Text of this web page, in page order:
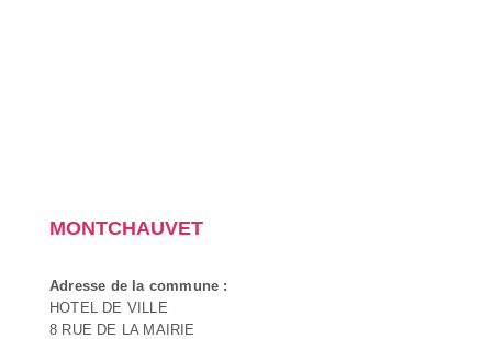
MONTCHAUVET
Adresse de la commune :
HOTEL DE VILLE
8 RUE DE LA MAIRIE